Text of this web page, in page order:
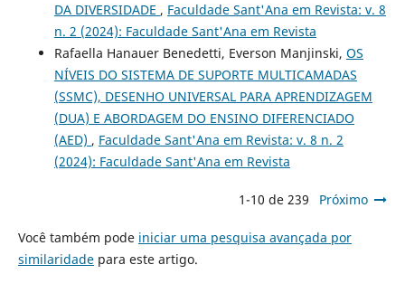
DA DIVERSIDADE , Faculdade Sant'Ana em Revista: v. 8
n. 2 (2024): Faculdade Sant'Ana em Revista
Rafaella Hanauer Benedetti, Everson Manjinski, OS
NÍVEIS DO SISTEMA DE SUPORTE MULTICAMADAS
(SSMC), DESENHO UNIVERSAL PARA APRENDIZAGEM
(DUA) E ABORDAGEM DO ENSINO DIFERENCIADO
(AED) , Faculdade Sant'Ana em Revista: v. 8 n. 2
(2024): Faculdade Sant'Ana em Revista
1-10 de 239 Próximo
Você também pode iniciar uma pesquisa avançada por
similaridadepara este artigo.